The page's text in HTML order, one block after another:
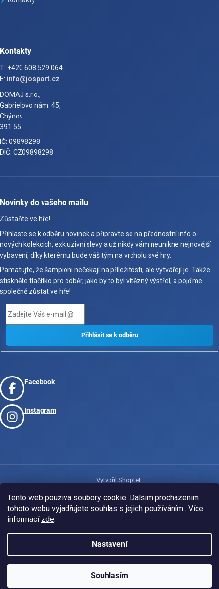
Tento web používá soubory cookie. Dalším procházením
tohoto webu vyjadřujete souhlas s jejich používáním.. Více
informací zde.
Nastavení
Souhlasím
Kontakty
T: +420 608 529 064
E: info@josport.cz
DOMAJ s.r.o.,
Gabrielovo nám. 45,
Chýnov
391 55
IČ: 09898298
DIČ: CZ09898298
Novinky do vašeho mailu
Zůstaňte ve hře!
Přihlaste se k odběru novinek a připravte se na přednostní info o
nových kolekcích, exkluzivní slevy a už nikdy vám neunikne nejnovější
vybavení, díky kterému bude váš tým na vrcholu své hry.
Pamatujte, že šampioni nečekají na příležitosti, ale vytvářejí je. Takže
stiskněte tlačítko pro odběr, jako by to byl vítězný výstřel, a pojďme
společně zůstat ve hře!
Facebook
Instagram
Vytvořil Shoptet
Copyright 2026www.josport.cz. Všechna práva vyhrazena.